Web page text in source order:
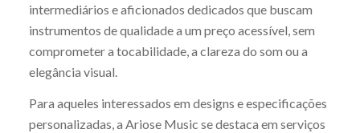
intermediários e aficionados dedicados que buscam
instrumentos de qualidade a um preço acessível, sem
comprometer a tocabilidade, a clareza do som ou a
elegância visual.
Para aqueles interessados em designs e especificações
personalizadas, a Ariose Music se destaca em serviços